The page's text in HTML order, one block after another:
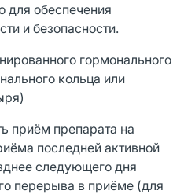
для обеспечения
и безопасности.
гормонального
кольца или
приём препарата на
последней активной
следующего дня
перерыва в приёме (для